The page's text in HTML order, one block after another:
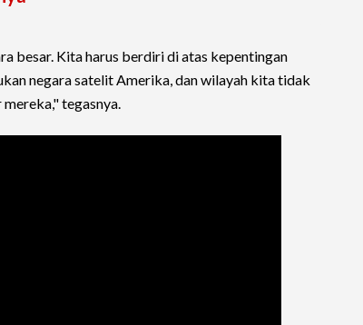
besar. Kita harus berdiri di atas kepentingan
negara satelit Amerika, dan wilayah kita tidak
tegasnya.